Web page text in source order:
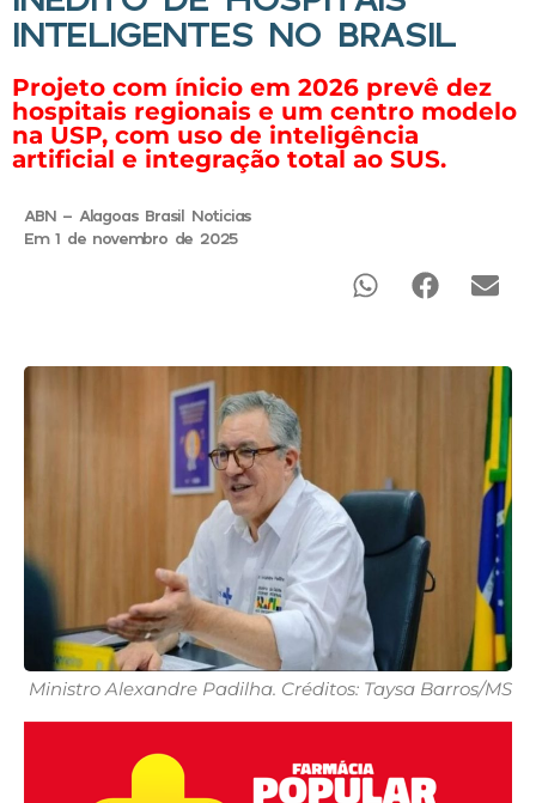
INTELIGENTES NO BRASIL
Projeto com ínicio em 2026 prevê dez
hospitais regionais e um centro modelo
na USP, com uso de inteligência
artificial e integração total ao SUS.
ABN - Alagoas Brasil Noticias
Em 1 de novembro de 2025
Ministro Alexandre Padilha. Créditos: Taysa Barros/MS